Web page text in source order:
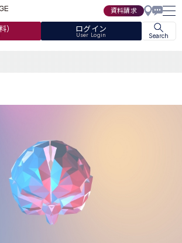
資料請求
ログイン
User Login Search